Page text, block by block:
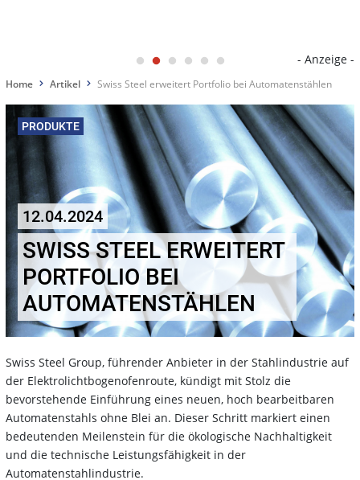
- Anzeige -
Home Artikel Swiss Steel erweitert Portfolio bei Automatenstählen
PRODUKTE
12.04.2024
SWISS STEEL ERWEITERT
PORTFOLIO BEI
AUTOMATENSTÄHLEN
Swiss Steel Group, führender Anbieter in der Stahlindustrie auf
der Elektrolichtbogenofenroute, kündigt mit Stolz die
bevorstehende Einführung eines neuen, hoch bearbeitbaren
Automatenstahls ohne Blei an. Dieser Schritt markiert einen
bedeutenden Meilenstein für die ökologische Nachhaltigkeit
und die technische Leistungsfähigkeit in der
Automatenstahlindustrie.